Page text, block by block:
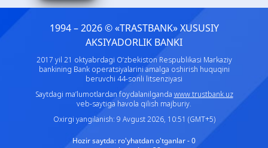
1994 – 2026 © «TRASTBANK» ХUSUSIY
AKSIYADORLIK BANKI
2017 yil 21 oktyabrdagi O‘zbekiston Respublikasi Markaziy
bankining Bank operatsiyalarini amalga oshirish huquqini
beruvchi 44-sonli litsenziyasi
Saytdagi ma’lumotlardan foydalanilganda www.trustbank.uz
veb-saytiga havola qilish majburiy.
Oxirgi yangilanish: 9 Avgust 2026, 10:51 (GMT+5)
Hozir saytda: ro'yhatdan o'tganlar - 0